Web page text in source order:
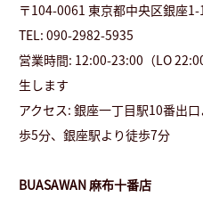
〒104-0061 東京都中央区銀座
TEL: 090-2982-5935
営業時間: 12:00-23:00（LO
生します
アクセス: 銀座一丁目駅10番出
歩5分、銀座駅より徒歩7分
BUASAWAN 麻布十番店